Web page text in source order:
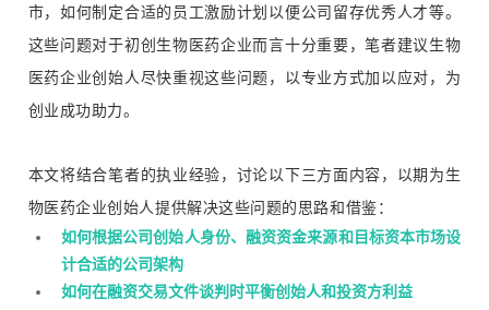
市，如何制定合适的员工激励计划以便公司留存优秀人才等。
这些问题对于初创生物医药企业而言十分重要，笔者建议生物
医药企业创始人尽快重视这些问题，以专业方式加以应对，为
创业成功助力。
本文将结合笔者的执业经验， 讨论以下三方面内容， 以期为生
物医药企业创始人提供解决这些问题的思路和借鉴：
如何根据公司创始人身份、融资资金来源和目标资本市场设
计合适的公司架构
如何在融资交易文件谈判时平衡创始人和投资方利益